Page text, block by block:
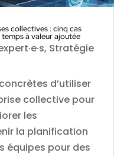
collectives : cinq cas
à valeur ajoutée
, Stratégie
d’utiliser
collective pour
les
la planification
équipes pour des